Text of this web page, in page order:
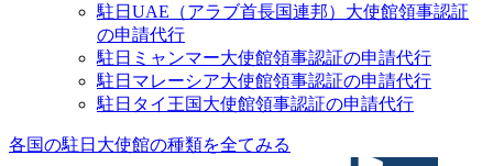
駐日UAE（アラブ首長国連邦）大使館領事認証
の申請代行
駐日ミャンマー大使館領事認証の申請代行
駐日マレーシア大使館領事認証の申請代行
駐日タイ王国大使館領事認証の申請代行
各国の駐日大使館の種類を全てみる